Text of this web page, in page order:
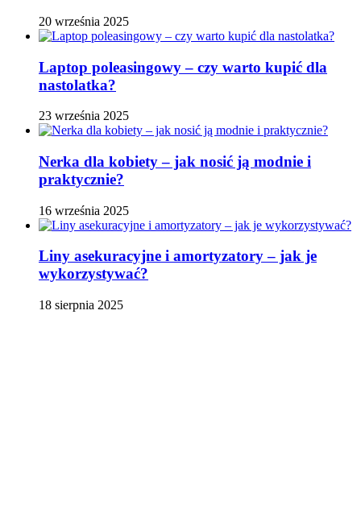
20 września 2025
Laptop poleasingowy – czy warto kupić dla
nastolatka?
23 września 2025
Nerka dla kobiety – jak nosić ją modnie i
praktycznie?
16 września 2025
Liny asekuracyjne i amortyzatory – jak je
wykorzystywać?
18 sierpnia 2025